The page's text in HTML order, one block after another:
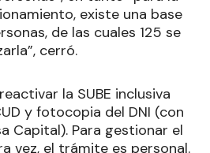
existe una base
de las cuales 125 se
cerró.
la SUBE inclusiva
y fotocopia del DNI (con
Capital). Para gestionar el
vez, el trámite es personal.